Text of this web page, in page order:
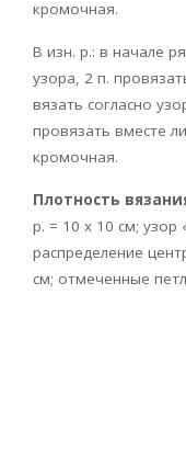
кромочная.
В изн. р.: в начале
узора, 2 п.
вязать согласно
провязать вместе
кромочная.
Плотность
р. = 10 х 10 см;
распределение
см; отмеченные